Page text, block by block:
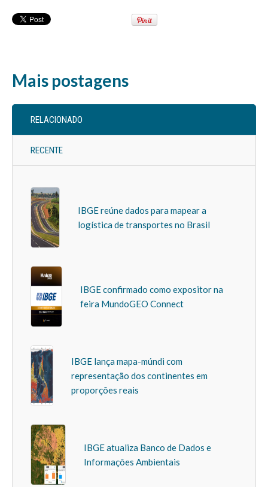
Mais postagens
RELACIONADO
RECENTE
IBGE reúne dados para mapear a
logística de transportes no Brasil
IBGE confirmado como expositor na
feira MundoGEO Connect
IBGE lança mapa-múndi com
representação dos continentes em
proporções reais
IBGE atualiza Banco de Dados e
Informações Ambientais